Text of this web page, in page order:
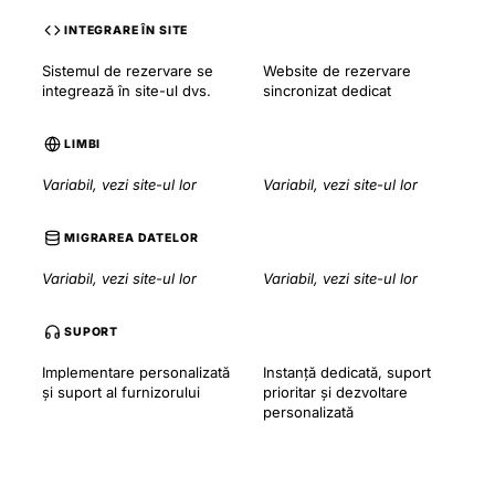
INTEGRARE ÎN SITE
Sistemul de rezervare se
integrează în site-ul dvs.
Website de rezervare
sincronizat dedicat
LIMBI
Variabil, vezi site-ul lor Variabil, vezi site-ul lor
MIGRAREA DATELOR
Variabil, vezi site-ul lor Variabil, vezi site-ul lor
SUPORT
Implementare personalizată
și suport al furnizorului
Instanță dedicată, suport
prioritar și dezvoltare
personalizată